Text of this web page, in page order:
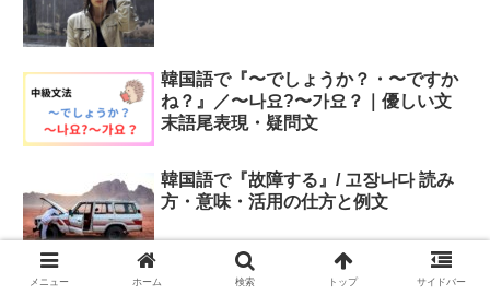
韓国語で『〜でしょうか？・〜ですか
ね？』／〜나요?〜가요？｜優しい文
末語尾表現・疑問文
韓国語で『故障する』/ 고장나다 読み
方・意味・活用の仕方と例文
韓国語の不規則活用とは？7種類を一
メニュー ホーム 検索 トップ サイドバー